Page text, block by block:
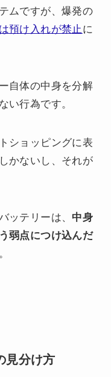
ムですが、爆発の
預け入れが禁止に
自体の中身を分解
い行為です。
ショッピングに表
かないし、それが
ッテリーは、 中身
弱点につけ込んだ
見分け方